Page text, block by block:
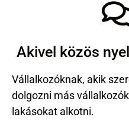
Akivel közös
Vállalkozóknak, akik
dolgozni más
lakásokat alkotni.